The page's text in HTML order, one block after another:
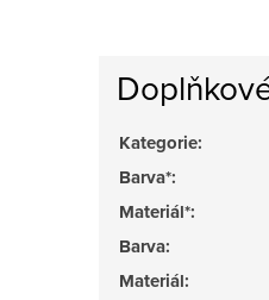
Kategorie:
Barva*:
Materiál*:
Barva:
Materiál: